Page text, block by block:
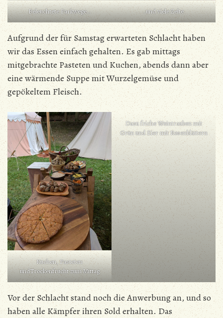
Beleuchtete Parkwege… ..und viele Zelte
Aufgrund der für Samstag erwarteten Schlacht haben
wir das Essen einfach gehalten. Es gab mittags
mitgebrachte Pasteten und Kuchen, abends dann aber
eine wärmende Suppe mit Wurzelgemüse und
gepökeltem Fleisch.
Kuchen, Pasteten
undTrockenfrücht zum Mittag
Dazu friche Weintrauben mit
Grün und Eier mit Rosenblättern
Vor der Schlacht stand noch die Anwerbung an, und so
haben alle Kämpfer ihren Sold erhalten. Das